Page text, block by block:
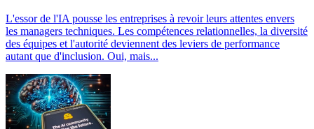
L'essor de l'IA pousse les entreprises à revoir leurs attentes envers
les managers techniques. Les compétences relationnelles, la diversité
des équipes et l'autorité deviennent des leviers de performance
autant que d'inclusion. Oui, mais...